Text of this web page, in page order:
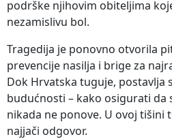
podrške njihovim obiteljima
nezamislivu bol.
Tragedija je ponovno otvorila
prevencije nasilja i brige za
Dok Hrvatska tuguje, postavlja
budućnosti – kako osigurati da
nikada ne ponove. U ovoj tišini
najjači odgovor.